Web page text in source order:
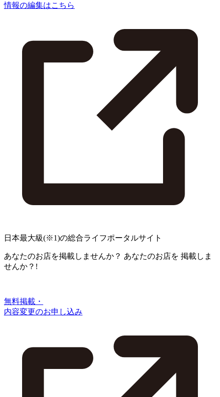
情報の編集はこちら
日本最大級(※1)の総合ライフポータルサイト
あなたのお店を掲載しませんか？ あなたのお店を 掲載しま
せんか？!
無料掲載・
内容変更のお申し込み